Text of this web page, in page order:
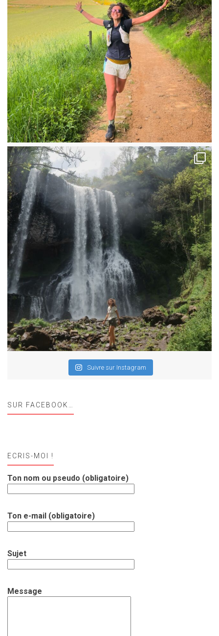
Suivre sur Instagram
SUR FACEBOOK…
ECRIS-MOI !
Ton nom ou pseudo (obligatoire)
Ton e-mail (obligatoire)
Sujet
Message